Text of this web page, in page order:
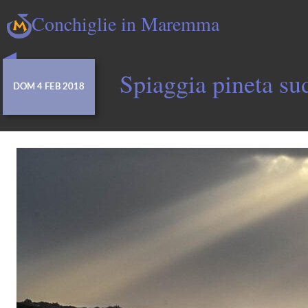
Conchiglie in Maremma
DOM 4 FEB 2018 Spiaggia pineta